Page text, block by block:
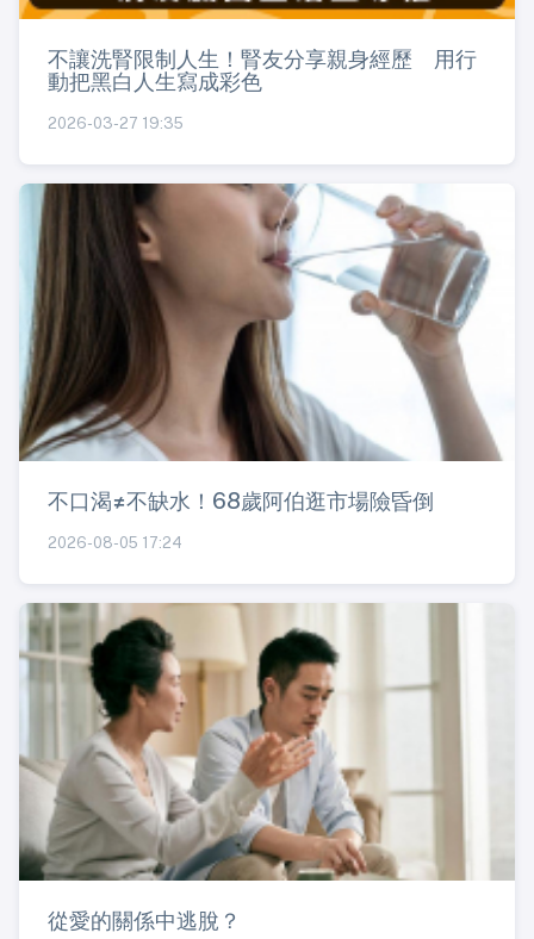
不讓洗腎限制人生！腎友分享親身經歷 用行
動把黑白人生寫成彩色
2026-03-27 19:35
不口渴≠不缺水！68歲阿伯逛市場險昏倒
2026-08-05 17:24
從愛的關係中逃脫？